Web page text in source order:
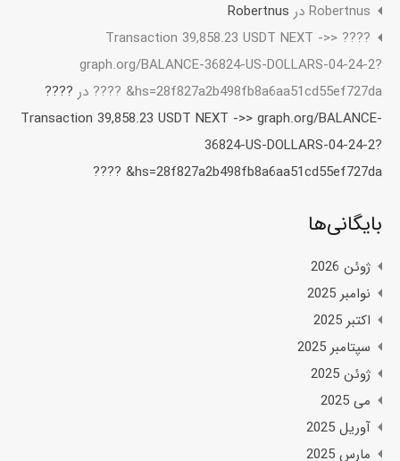
Robertnus در Robertnus
???? Transaction 39,858.23 USDT NEXT ->>
graph.org/BALANCE-36824-US-DOLLARS-04-24-2?
hs=28f827a2b498fb8a6aa51cd55ef727da& ????
در ????
Transaction 39,858.23 USDT NEXT ->> graph.org/BALANCE-
36824-US-DOLLARS-04-24-2?
hs=28f827a2b498fb8a6aa51cd55ef727da& ????
بایگانی‌ها
ژوئن 2026
نوامبر 2025
اکتبر 2025
سپتامبر 2025
ژوئن 2025
می 2025
آوریل 2025
مارس 2025